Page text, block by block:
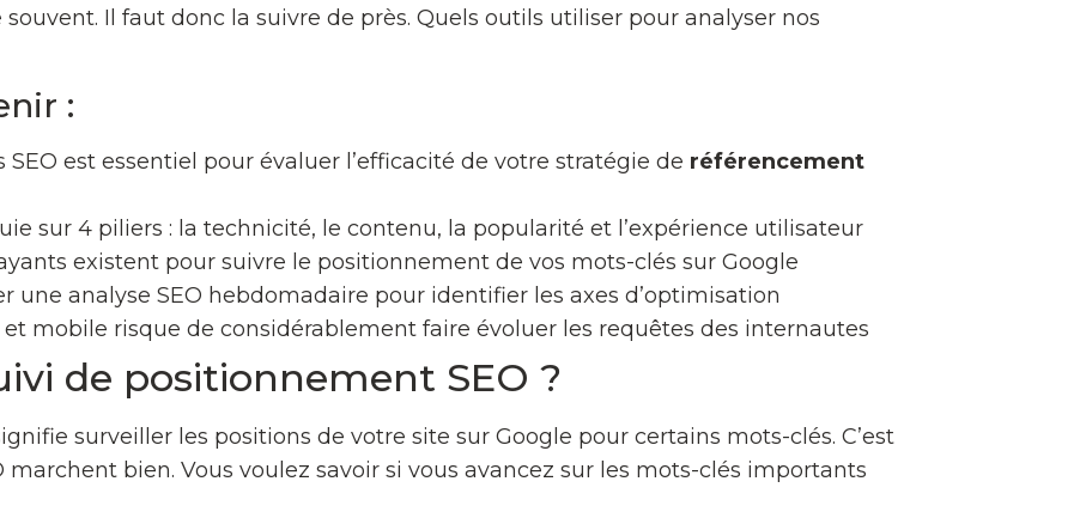
Il faut donc la suivre de près. Quels outils utiliser pour analyser nos
:
est essentiel pour évaluer l’efficacité de votre stratégie de référencement
sur 4 piliers : la technicité, le contenu, la popularité et l’expérience utilisateur
existent pour suivre le positionnement de vos mots-clés sur Google
une analyse SEO hebdomadaire pour identifier les axes d’optimisation
mobile risque de considérablement faire évoluer les requêtes des internautes
de positionnement SEO ?
surveiller les positions de votre site sur Google pour certains mots-clés. C’est
marchent bien. Vous voulez savoir si vous avancez sur les mots-clés importants